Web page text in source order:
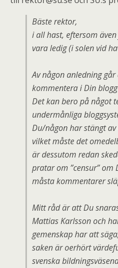
Bäste rektor,
i all hast, eftersom
vara ledig (i solen vid
Av någon anledning
kommentera i Din
Det kan bero på något
undermånliga
Du/någon har stängt
vilket måste det
är dessutom redan
pratar om ”censur” om
måsta kommentarer
Mitt råd är att Du
Mattias Karlsson och
gemenskap har att
saken är oerhört
svenska